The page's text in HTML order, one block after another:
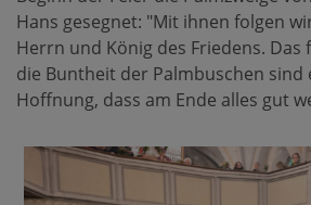
Hans gesegnet: "Mit ihnen folgen
Herrn und König des Friedens. Das
die Buntheit der Palmbuschen sind
Hoffnung, dass am Ende alles gut